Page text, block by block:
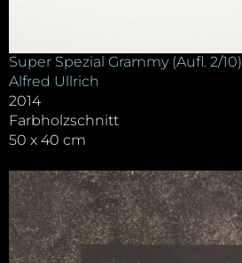
Super Spezial Grammy (Aufl. 2/10)
Alfred Ullrich
2014
Farbholzschnitt
50 x 40 cm